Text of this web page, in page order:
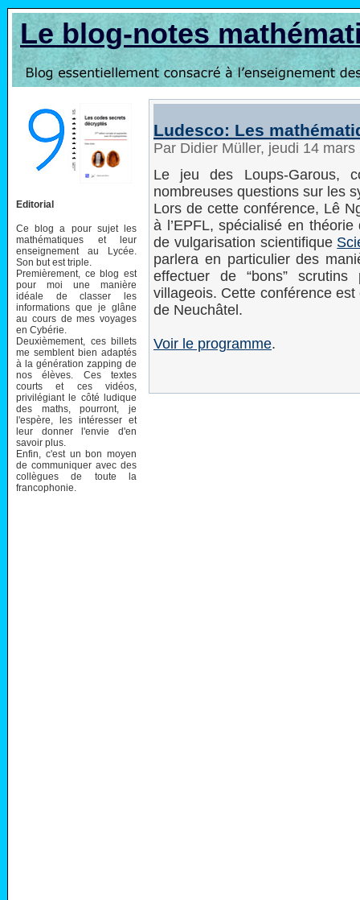
Le blog-notes
Editorial
Ce blog a pour sujet les
mathématiques et leur
enseignement au Lycée.
Son but est triple.
Premièrement, ce blog est
pour moi une manière
idéale de classer les
informations que je glâne
au cours de mes voyages
en Cybérie.
Deuxièmement, ces billets
me semblent bien adaptés
à la génération zapping de
nos élèves. Ces textes
courts et ces vidéos,
privilégiant le côté ludique
des maths, pourront, je
l'espère, les intéresser et
leur donner l'envie d'en
savoir plus.
Enfin, c'est un bon moyen
de communiquer avec des
collègues de toute la
francophonie.
Ludesco: Les
Par Didier Müller, jeudi 14
Le jeu des Loups-Garous,
nombreuses questions sur les
Lors de cette conférence, Lê
à l’EPFL, spécialisé en
de vulgarisation scientifique
parlera en particulier des
effectuer de “bons”
villageois. Cette conférence
de Neuchâtel.
Voir le programme.